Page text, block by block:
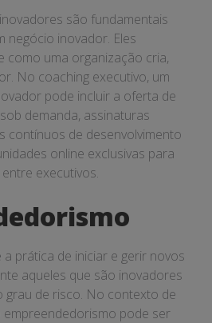
são fundamentais
negócio inovador. Eles
como uma organização cria,
No coaching executivo, um
pode incluir a oferta de
demanda, assinaturas
contínuos de desenvolvimento
online exclusivas para
executivos.
prática de iniciar e gerir novos
aqueles que são inovadores
grau de risco. No contexto de
empreendedorismo pode ser